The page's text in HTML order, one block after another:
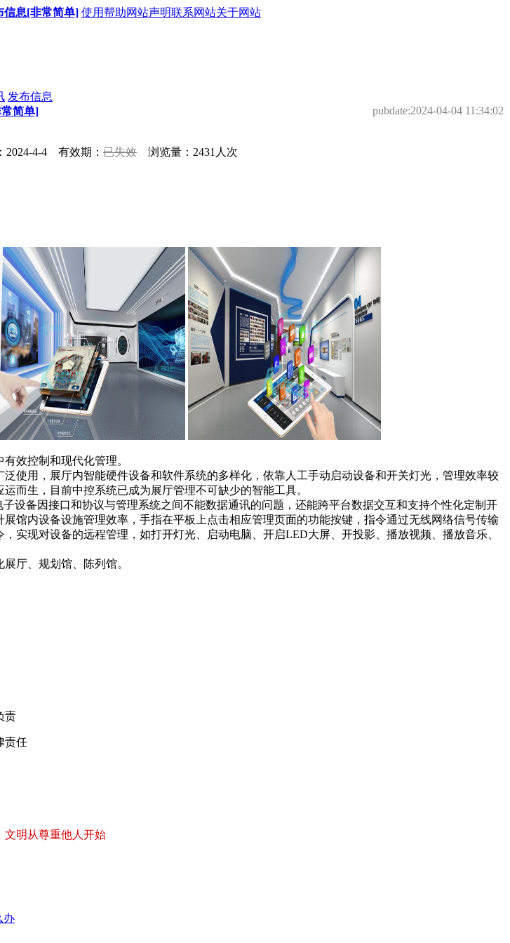
信息[非常简单] 使用帮助网站声明联系网站关于网站
发布信息
简单] pubdate:2024-04-04 11:34:02
4-4 有效期： 已失效 浏览量：2431人次
效控制和现代化管理。
使用，展厅内智能硬件设备和软件系统的多样化，依靠人工手动启动设备和开关灯光，管理效率较
而生，目前中控系统已成为展厅管理不可缺少的智能工具。
设备因接口和协议与管理系统之间不能数据通讯的问题，还能跨平台数据交互和支持个性化定制开
馆内设备设施管理效率，手指在平板上点击相应管理页面的功能按键，指令通过无线网络信号传输
实现对设备的远程管理，如打开灯光、启动电脑、开启LED大屏、开投影、播放视频、播放音乐、
厅、规划馆、陈列馆。
责
责任
文明从尊重他人开始
办